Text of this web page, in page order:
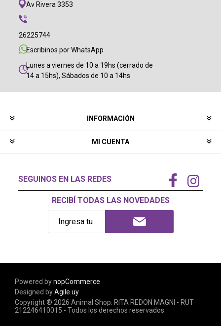
Av Rivera 3353
26225744
Escribinos por WhatsApp
Lunes a viernes de 10 a 19hs (cerrado de
14 a 15hs), Sábados de 10 a 14hs
INFORMACIÓN
MI CUENTA
SEGUINOS EN LAS REDES
RECIBÍ TODAS LAS NOVEDADES
Powered bynopCommerce
Designed byAgile.uy
Copyright ® 2026 Animal Shop. RITA REDON MAGNI - RUT
212246410015 - Todos los derechos reservados.